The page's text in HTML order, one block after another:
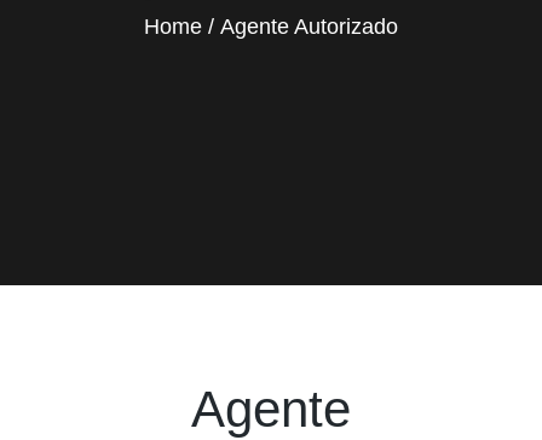
Home Agente Autorizado
Agente